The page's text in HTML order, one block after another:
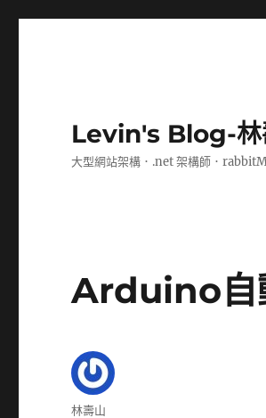
Levin's Blog-林
大型網站架構．.net 架構師．
Arduino自
作
林壽山